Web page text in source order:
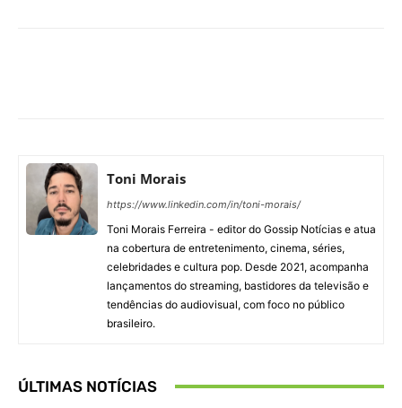
Toni Morais
https://www.linkedin.com/in/toni-morais/
Toni Morais Ferreira - editor do Gossip Notícias e atua
na cobertura de entretenimento, cinema, séries,
celebridades e cultura pop. Desde 2021, acompanha
lançamentos do streaming, bastidores da televisão e
tendências do audiovisual, com foco no público
brasileiro.
ÚLTIMAS NOTÍCIAS